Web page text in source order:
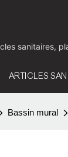
sanitaires,
ARTICLES
Bassin mural